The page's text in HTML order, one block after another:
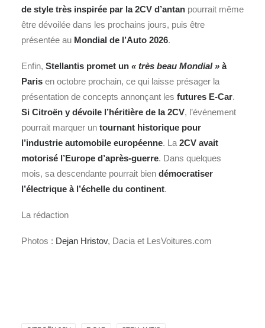
de style très inspirée par la 2CV d’antan pourrait même
être dévoilée dans les prochains jours, puis être
présentée au Mondial de l’Auto 2026.
Enfin, Stellantis promet un « très beau Mondial » à
Paris en octobre prochain, ce qui laisse présager la
présentation de concepts annonçant les futures E‑Car.
Si Citroën y dévoile l’héritière de la 2CV, l’événement
pourrait marquer un tournant historique pour
l’industrie automobile européenne. La 2CV avait
motorisé l’Europe d’après‑guerre. Dans quelques
mois, sa descendante pourrait bien démocratiser
l’électrique à l’échelle du continent.
La rédaction
Photos : Dejan Hristov, Dacia et LesVoitures.com